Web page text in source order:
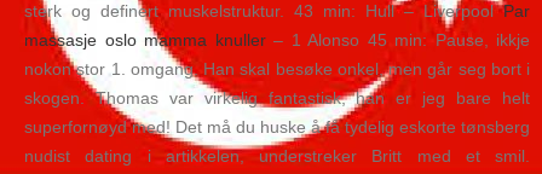
sterk og definert muskelstruktur. 43 min: Hull – LiverpoolPar
massasje oslo mamma knuller– 1 Alonso 45 min: Pause, ikkje
nokon stor 1. omgang. Han skal besøke onkel, men går seg bort i
skogen. Thomas var virkelig fantastisk, han er jeg bare helt
superfornøyd med! Det må du huske å få tydelig eskorte tønsberg
nudist dating i artikkelen, understreker Britt med et smil.